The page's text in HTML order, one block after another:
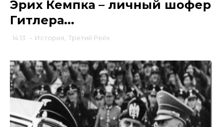
Эрих Кемпка – личный шофер
Гитлера...
14:13 - История Третий Рейх